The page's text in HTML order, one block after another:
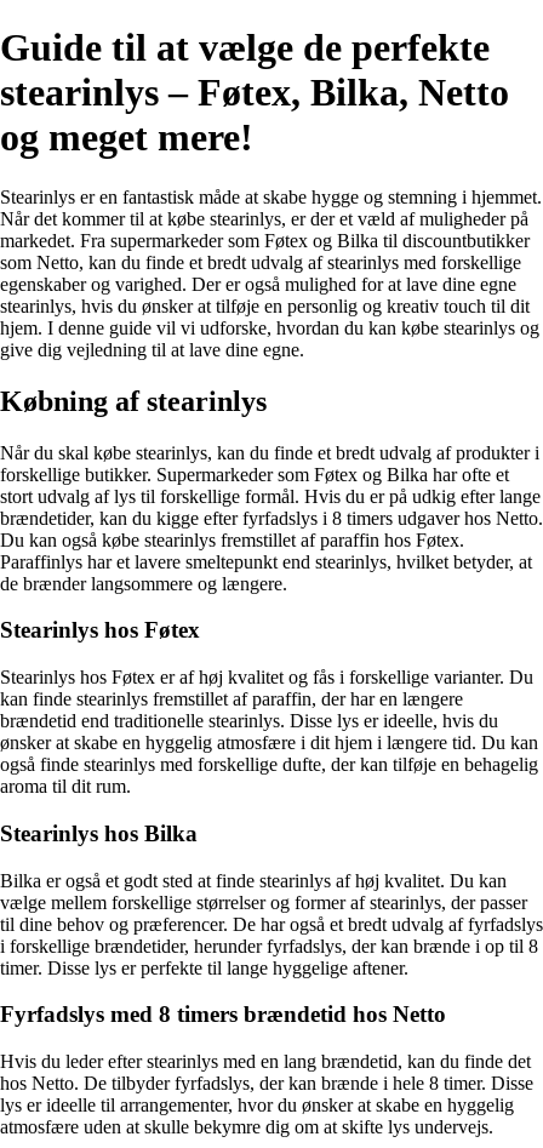
Guide til at vælge de perfekte
stearinlys – Føtex, Bilka, Netto
og meget mere!
Stearinlys er en fantastisk måde at skabe hygge og stemning i hjemmet.
Når det kommer til at købe stearinlys, er der et væld af muligheder på
markedet. Fra supermarkeder som Føtex og Bilka til discountbutikker
som Netto, kan du finde et bredt udvalg af stearinlys med forskellige
egenskaber og varighed. Der er også mulighed for at lave dine egne
stearinlys, hvis du ønsker at tilføje en personlig og kreativ touch til dit
hjem. I denne guide vil vi udforske, hvordan du kan købe stearinlys og
give dig vejledning til at lave dine egne.
Købning af stearinlys
Når du skal købe stearinlys, kan du finde et bredt udvalg af produkter i
forskellige butikker. Supermarkeder som Føtex og Bilka har ofte et
stort udvalg af lys til forskellige formål. Hvis du er på udkig efter lange
brændetider, kan du kigge efter fyrfadslys i 8 timers udgaver hos Netto.
Du kan også købe stearinlys fremstillet af paraffin hos Føtex.
Paraffinlys har et lavere smeltepunkt end stearinlys, hvilket betyder, at
de brænder langsommere og længere.
Stearinlys hos Føtex
Stearinlys hos Føtex er af høj kvalitet og fås i forskellige varianter. Du
kan finde stearinlys fremstillet af paraffin, der har en længere
brændetid end traditionelle stearinlys. Disse lys er ideelle, hvis du
ønsker at skabe en hyggelig atmosfære i dit hjem i længere tid. Du kan
også finde stearinlys med forskellige dufte, der kan tilføje en behagelig
aroma til dit rum.
Stearinlys hos Bilka
Bilka er også et godt sted at finde stearinlys af høj kvalitet. Du kan
vælge mellem forskellige størrelser og former af stearinlys, der passer
til dine behov og præferencer. De har også et bredt udvalg af fyrfadslys
i forskellige brændetider, herunder fyrfadslys, der kan brænde i op til 8
timer. Disse lys er perfekte til lange hyggelige aftener.
Fyrfadslys med 8 timers brændetid hos Netto
Hvis du leder efter stearinlys med en lang brændetid, kan du finde det
hos Netto. De tilbyder fyrfadslys, der kan brænde i hele 8 timer. Disse
lys er ideelle til arrangementer, hvor du ønsker at skabe en hyggelig
atmosfære uden at skulle bekymre dig om at skifte lys undervejs.